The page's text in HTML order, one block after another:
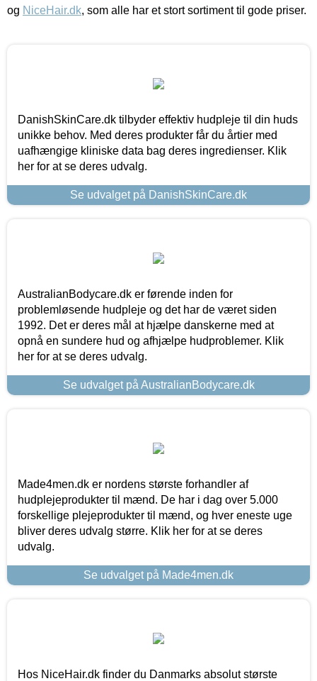
og NiceHair.dk, som alle har et stort sortiment til gode priser.
DanishSkinCare.dk tilbyder effektiv hudpleje til din huds
unikke behov. Med deres produkter får du årtier med
uafhængige kliniske data bag deres ingredienser. Klik
her for at se deres udvalg.
Se udvalget på DanishSkinCare.dk
AustralianBodycare.dk er førende inden for
problemløsende hudpleje og det har de været siden
1992. Det er deres mål at hjælpe danskerne med at
opnå en sundere hud og afhjælpe hudproblemer. Klik
her for at se deres udvalg.
Se udvalget på AustralianBodycare.dk
Made4men.dk er nordens største forhandler af
hudplejeprodukter til mænd. De har i dag over 5.000
forskellige plejeprodukter til mænd, og hver eneste uge
bliver deres udvalg større. Klik her for at se deres
udvalg.
Se udvalget på Made4men.dk
Hos NiceHair.dk finder du Danmarks absolut største